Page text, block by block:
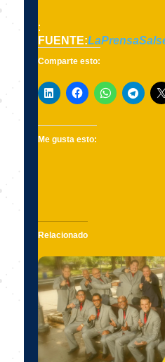
:
FUENTE:
Comparte esto:
Me gusta esto:
Relacionado